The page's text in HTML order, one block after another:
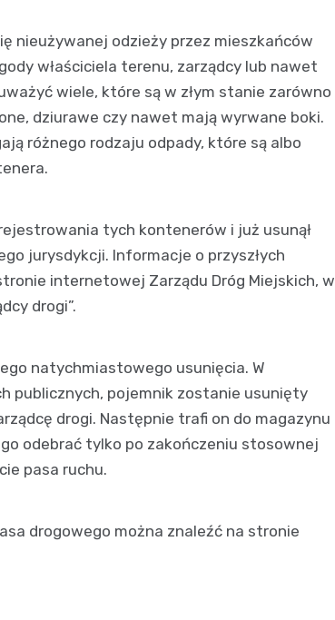
nieużywanej odzieży przez mieszkańców
właściciela terenu, zarządcy lub nawet
wiele, które są w złym stanie zarówno
dziurawe czy nawet mają wyrwane boki.
różnego rodzaju odpady, które są albo
tych kontenerów i już usunął
jurysdykcji. Informacje o przyszłych
internetowej Zarządu Dróg Miejskich, w
drogi”.
natychmiastowego usunięcia. W
publicznych, pojemnik zostanie usunięty
drogi. Następnie trafi on do magazynu
go odebrać tylko po zakończeniu stosownej
pasa ruchu.
drogowego można znaleźć na stronie